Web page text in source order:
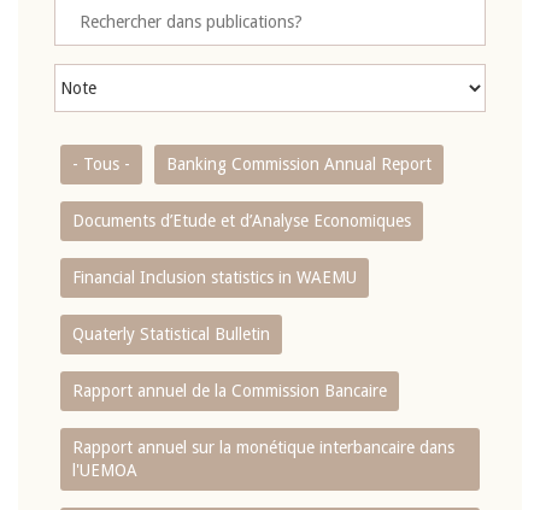
- Tous - Banking Commission Annual Report
Documents d’Etude et d’Analyse Economiques
Financial Inclusion statistics in WAEMU
Quaterly Statistical Bulletin
Rapport annuel de la Commission Bancaire
Rapport annuel sur la monétique interbancaire dans
l'UEMOA